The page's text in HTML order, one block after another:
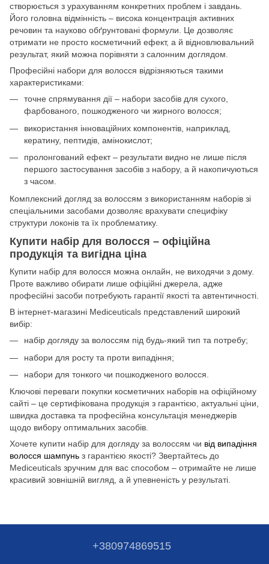
створюється з урахуванням конкретних проблем і завдань.
Його головна відмінність – висока концентрація активних
речовин та науково обґрунтовані формули. Це дозволяє
отримати не просто косметичний ефект, а й відновлювальний
результат, який можна порівняти з салонним доглядом.
Професійні набори для волосся відрізняються такими
характеристиками:
точне спрямування дії – набори засобів для сухого,
фарбованого, пошкодженого чи жирного волосся;
використання інноваційних компонентів, наприклад,
кератину, пептидів, амінокислот;
пролонгований ефект – результати видно не лише після
першого застосування засобів з набору, а й накопичуються
з часом.
Комплексний догляд за волоссям з використанням наборів зі
спеціальними засобами дозволяє врахувати специфіку
структури локонів та їх проблематику.
Купити набір для волосся – офіційна
продукція та вигідна ціна
Купити набір для волосся можна онлайн, не виходячи з дому.
Проте важливо обирати лише офіційні джерела, адже
професійні засоби потребують гарантії якості та автентичності.
В інтернет-магазині Mediceuticals представлений широкий
вибір:
набір догляду за волоссям під будь-який тип та потребу;
набори для росту та проти випадіння;
набори для тонкого чи пошкодженого волосся.
Ключові переваги покупки косметичних наборів на офіційному
сайті – це сертифікована продукція з гарантією, актуальні ціни,
швидка доставка та професійна консультація менеджерів
щодо вибору оптимальних засобів.
Хочете купити набір для догляду за волоссям чи від випадіння
волосся шампунь з гарантією якості? Звертайтесь до
Mediceuticals зручним для вас способом – отримайте не лише
красивий зовнішній вигляд, а й упевненість у результаті.
+380974869515